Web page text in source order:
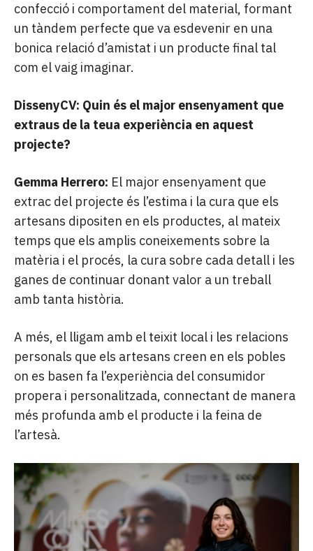
confecció i comportament del material, formant
un tàndem perfecte que va esdevenir en una
bonica relació d’amistat i un producte final tal
com el vaig imaginar.
DissenyCV: Quin és el major ensenyament que
extraus de la teua experiència en aquest
projecte?
Gemma Herrero: El major ensenyament que
extrac del projecte és l’estima i la cura que els
artesans dipositen en els productes, al mateix
temps que els amplis coneixements sobre la
matèria i el procés, la cura sobre cada detall i les
ganes de continuar donant valor a un treball
amb tanta història.
A més, el lligam amb el teixit local i les relacions
personals que els artesans creen en els pobles
on es basen fa l’experiència del consumidor
propera i personalitzada, connectant de manera
més profunda amb el producte i la feina de
l’artesà.